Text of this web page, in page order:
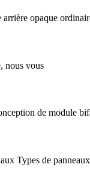
opaque
nous vous
de module
Types de